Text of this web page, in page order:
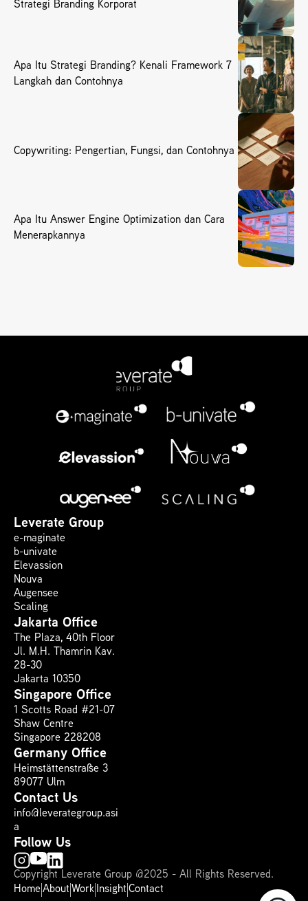
Strategi Branding Korporat
Apa Itu Strategi Branding? Kenali Framework 7
Langkah dan Contohnya
Copywriting: Pengertian, Fungsi, dan Contohnya
Apa Itu Answer Engine Optimization dan Cara
Menerapkannya
Leverate Group
e-maginate
b-univate
Elevassion
Nouva
Augensee
Scaling
Jakarta Office
The Plaza, 40th Floor
Jl. M.H. Thamrin Kav.
28-30
Jakarta 10350
Singapore Office
1 Scotts Road #21-07
Shaw Centre
Singapore 228208
Germany Office
Heimstättenstraße 3
89077 Ulm
Contact Us
info@leverategroup.asi
a
Follow Us
Copyright Leverate Group @2025 - All Rights Reserved.
Home About Work Insight Contact